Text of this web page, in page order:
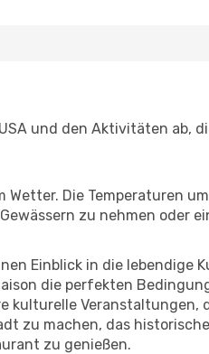
und den Aktivitäten ab,
Die Temperaturen
zu nehmen oder
Einblick in die lebendige
die perfekten
kulturelle Veranstaltungen,
zu machen, das
zu genießen.